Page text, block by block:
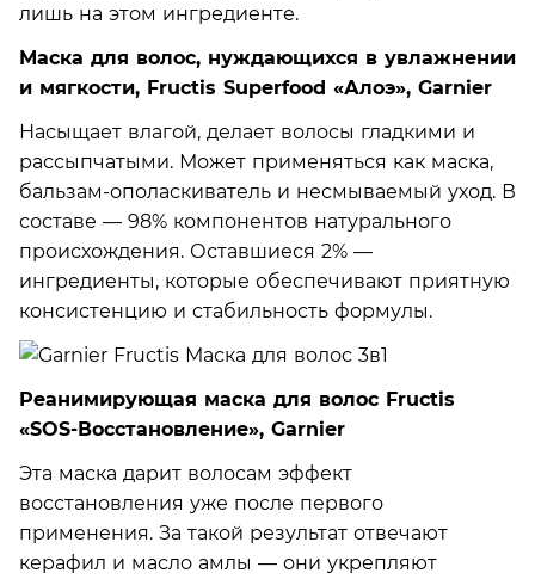
лишь на этом ингредиенте.
Маска для волос, нуждающихся в увлажнении
и мягкости, Fructis Superfood «Алоэ», Garnier
Насыщает влагой, делает волосы гладкими и
рассыпчатыми. Может применяться как маска,
бальзам-ополаскиватель и несмываемый уход. В
составе — 98% компонентов натурального
происхождения. Оставшиеся 2% —
ингредиенты, которые обеспечивают приятную
консистенцию и стабильность формулы.
Реанимирующая маска для волос Fructis
«SOS-Восстановление», Garnier
Эта маска дарит волосам эффект
восстановления уже после первого
применения. За такой результат отвечают
керафил и масло амлы — они укрепляют